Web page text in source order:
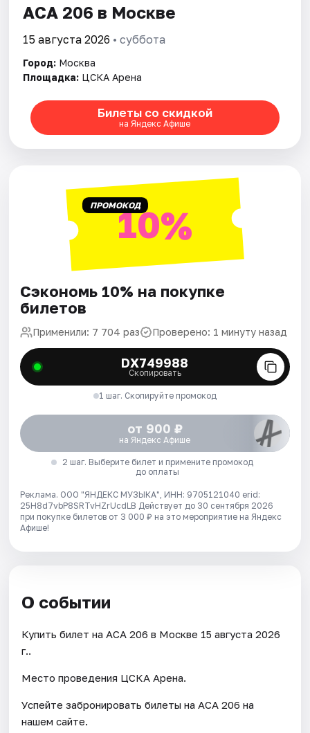
Города
Площадки
Артисты
Рейтинги
АСА 206 в Москве
15 августа 2026 • суббота
Город: Москва
Площадка: ЦСКА Арена
Билеты со скидкой
на Яндекс Афише
ПРОМОКОД10%
Сэкономь 10% на покупке
билетов
Применили: 7 704 раз Проверено: 1 минуту назад
DX749988
Скопировать
1 шаг. Скопируйте промокод
от 900 ₽
на Яндекс Афише
2 шаг. Выберите билет и примените промокод
до оплаты
Реклама. ООО "ЯНДЕКС МУЗЫКА", ИНН: 9705121040 erid:
25H8d7vbP8SRTvHZrUcdLB Действует до 30 сентября 2026
при покупке билетов от 3 000 ₽ на это мероприятие на Яндекс
Афише!
О событии
Купить билет на АСА 206 в Москве 15 августа 2026
г..
Место проведения ЦСКА Арена.
Успейте забронировать билеты на АСА 206 на
нашем сайте.